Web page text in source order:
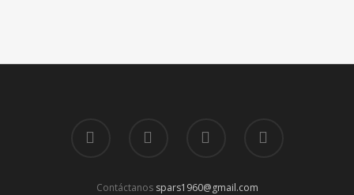
Contáctanos spars1960@gmail.com